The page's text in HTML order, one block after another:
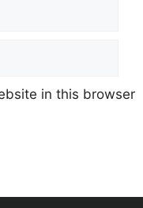
in this browser